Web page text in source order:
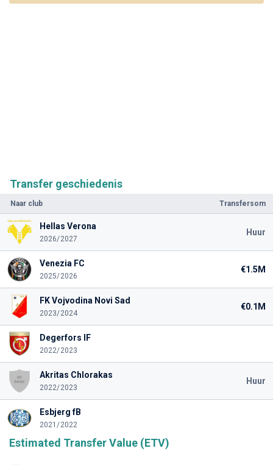
Transfer geschiedenis
Naar club Transfersom
Hellas Verona
2026/2027
Huur
Venezia FC
2025/2026
€1.5M
FK Vojvodina Novi Sad
2023/2024
€0.1M
Degerfors IF
2022/2023
Akritas Chlorakas
2022/2023
Huur
Esbjerg fB
2021/2022
Estimated Transfer Value (ETV)